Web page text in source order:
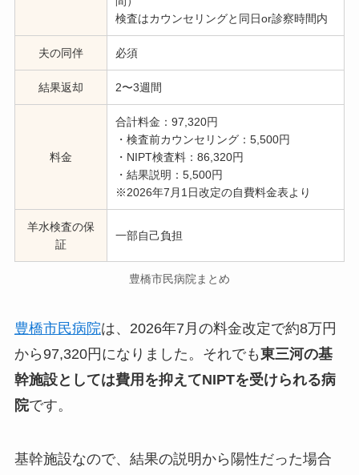
検査はカウンセリングと同日or診察時間内
夫の同伴 必須
結果返却 2〜3週間
料金
合計料金：97,320円
・検査前カウンセリング：5,500円
・NIPT検査料：86,320円
・結果説明：5,500円
※2026年7月1日改定の自費料金表より
羊水検査の保
証
一部自己負担
豊橋市民病院まとめ
豊橋市民病院は、2026年7月の料金改定で約8万円
から97,320円になりました。それでも東三河の基
幹施設としては費用を抑えてNIPTを受けられる病
院です。
基幹施設なので、結果の説明から陽性だった場合